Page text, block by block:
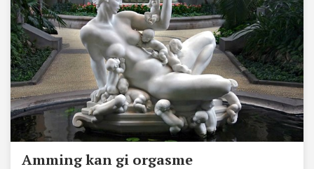
Amming kan gi orgasme